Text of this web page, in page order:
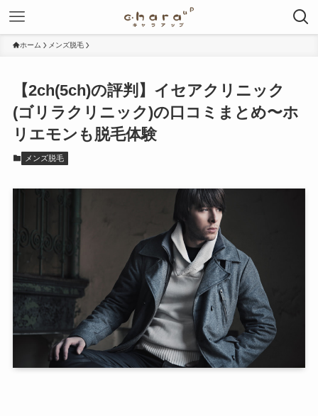
ホーム メンズ脱毛
【2ch(5ch)の評判】イセアクリニック
(ゴリラクリニック)の口コミまとめ〜ホ
リエモンも脱毛体験
メンズ脱毛